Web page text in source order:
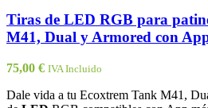
Tiras de LED RGB para
M41, Dual y Armored con
75,00 € IVA Incluido
Dale vida a tu Ecoxtrem Tank M41,